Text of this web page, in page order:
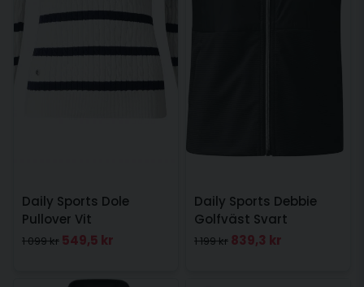
Daily Sports Dole
Pullover Vit
1 099 kr 549,5 kr
Daily Sports Debbie
Golfväst Svart
1 199 kr 839,3 kr